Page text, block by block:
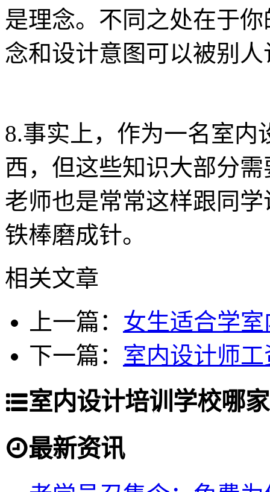
是理念。不同之处在于
念和设计意图可以被别人
8.事实上，作为一名室
西，但这些知识大部分
老师也是常常这样跟同
铁棒磨成针。
相关文章
上一篇： 女生适合学
下一篇： 室内设计师
室内设计培训学校哪
最新资讯